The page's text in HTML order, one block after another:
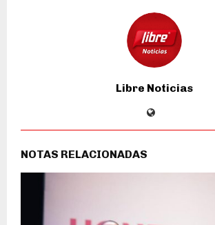
Libre Noticias
NOTAS RELACIONADAS